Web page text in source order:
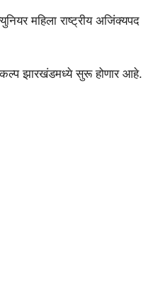
महिला राष्ट्रीय अजिंक्यपद
झारखंडमध्ये सुरू होणार आहे.